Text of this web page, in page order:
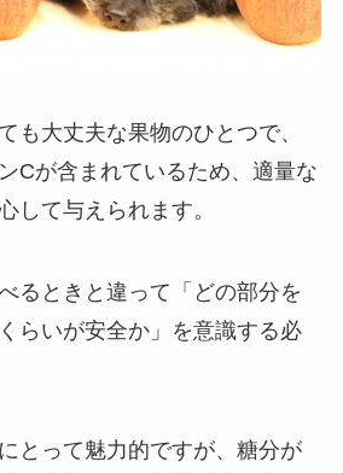
も大丈夫な果物のひとつで、
Cが含まれているため、適量な
して与えられます。
るときと違って「どの部分を
らいが安全か」を意識する必
とって魅力的ですが、糖分が